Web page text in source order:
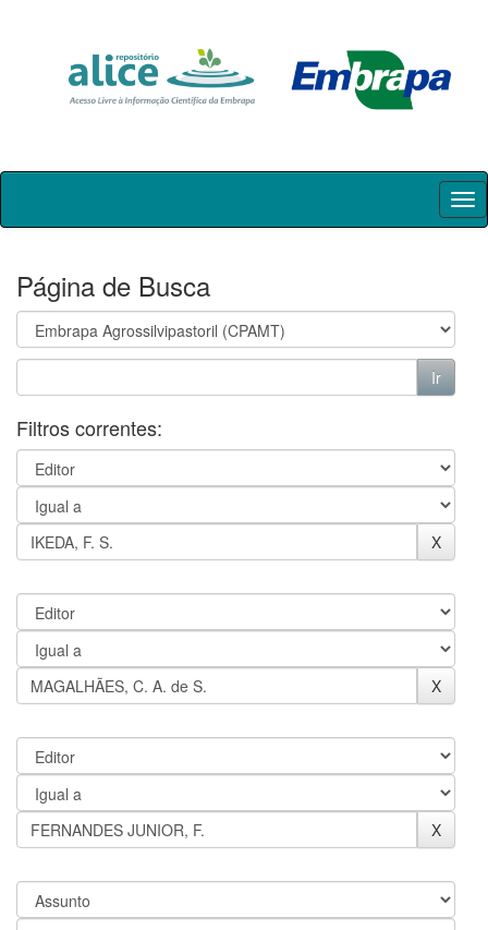
Skip
Página de Busca
Filtros correntes: